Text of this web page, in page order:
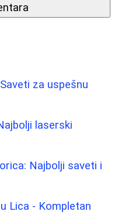
za uspešnu
laserski
Najbolji saveti i
Lica - Kompletan